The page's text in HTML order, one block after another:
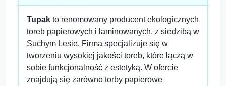
Tupak to renomowany producent ekologicznych
toreb papierowych i laminowanych, z siedzibą w
Suchym Lesie. Firma specjalizuje się w
tworzeniu wysokiej jakości toreb, które łączą w
sobie funkcjonalność z estetyką. W ofercie
znajdują się zarówno torby papierowe